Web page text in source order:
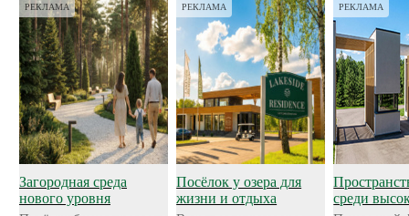
РЕКЛАМА
Загородная среда
нового уровня
РЕКЛАМА
Посёлок у озера для
жизни и отдыха
РЕКЛАМА
среди